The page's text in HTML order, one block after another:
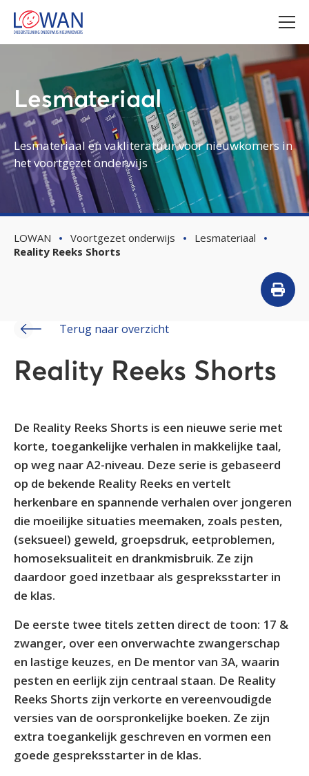
Lesmateriaal
Lesmateriaal en vakliteratuur voor nieuwkomers in
het voortgezet onderwijs
LOWAN Voortgezet onderwijs
Lesmateriaal
Reality Reeks Shorts
Terug naar overzicht
Reality Reeks Shorts
De Reality Reeks Shorts is een nieuwe serie met
korte, toegankelijke verhalen in makkelijke taal,
op weg naar A2-niveau. Deze serie is gebaseerd
op de bekende Reality Reeks en vertelt
herkenbare en spannende verhalen over jongeren
die moeilijke situaties meemaken, zoals pesten,
(seksueel) geweld, groepsdruk, eetproblemen,
homoseksualiteit en drankmisbruik. Ze zijn
daardoor goed inzetbaar als gespreksstarter in
de klas.
De eerste twee titels zetten direct de toon: 17 &
zwanger, over een onverwachte zwangerschap
en lastige keuzes, en De mentor van 3A, waarin
pesten en eerlijk zijn centraal staan. De Reality
Reeks Shorts zijn verkorte en vereenvoudigde
versies van de oorspronkelijke boeken. Ze zijn
extra toegankelijk geschreven en vormen een
goede gespreksstarter in de klas.